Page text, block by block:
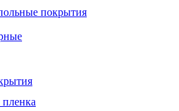
покрытия